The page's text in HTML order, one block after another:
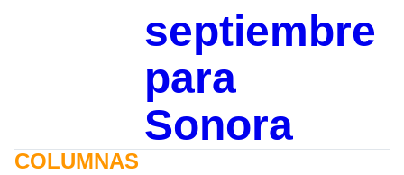
septiembre
para
Sonora
COLUMNAS